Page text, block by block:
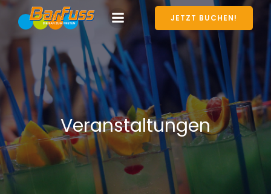
JETZT BUCHEN!
Veranstaltungen